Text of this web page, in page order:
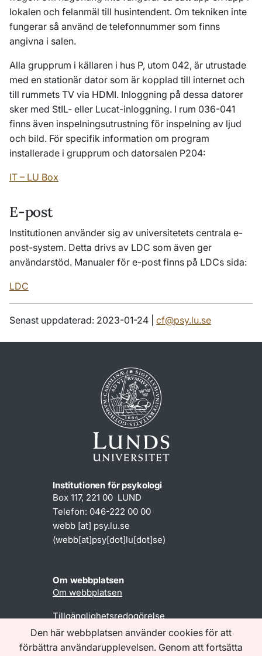
Den här webbplatsen använder cookies för att
förbättra användarupplevelsen. Genom att fortsätta
lokalen och felanmäl till husintendent. Om tekniken inte
fungerar så använd de telefonnummer som finns
angivna i salen.
Alla grupprum i källaren i hus P, utom 042, är utrustade
med en stationär dator som är kopplad till internet och
till rummets TV via HDMI. Inloggning på dessa datorer
sker med StIL- eller Lucat-inloggning. I rum 036-041
finns även inspelningsutrustning för inspelning av ljud
och bild. För specifik information om program
installerade i grupprum och datorsalen P204:
IT – LU Box
E-post
Institutionen använder sig av universitetets centrala e-
post-system. Detta drivs av LDC som även ger
användarstöd. Manualer för e-post finns på LDCs sida:
LDC
Senast uppdaterad: 2023-01-24 | cf@psy.lu.se
Institutionen för psykologi
Box 117, 221 00 LUND
Telefon: 046-222 00 00
webb [at] psy.lu.se
(webb[at]psy[dot]lu[dot]se)
Om webbplatsen
Om webbplatsen
Tillgänglighetsredogörelse